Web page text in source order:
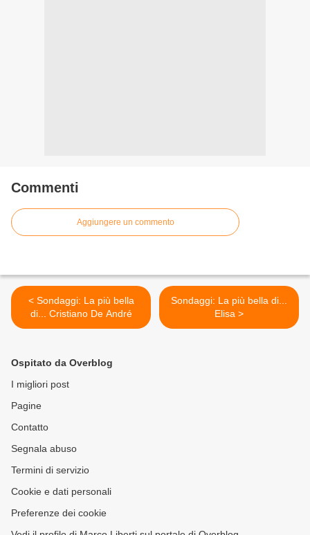
Commenti
Aggiungere un commento
< Sondaggi: La più bella
di... Cristiano De André
Sondaggi: La più bella di...
Elisa >
Ospitato da Overblog
I migliori post
Pagine
Contatto
Segnala abuso
Termini di servizio
Cookie e dati personali
Preferenze dei cookie